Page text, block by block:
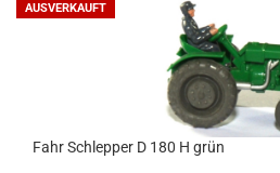
AUSVERKAUFT
Fahr Schlep­per D 180 H grün